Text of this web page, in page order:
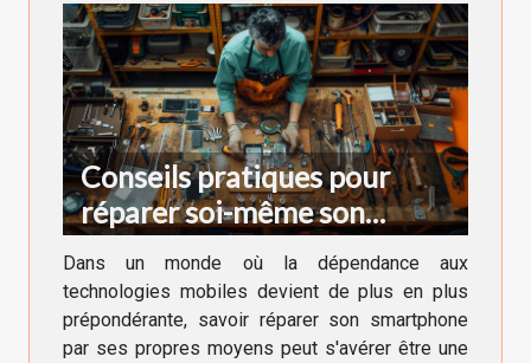
Conseils pratiques pour
réparer soi-même son
smartphone
Dans un monde où la dépendance aux
technologies mobiles devient de plus en plus
prépondérante, savoir réparer son smartphone
par ses propres moyens peut s'avérer être une